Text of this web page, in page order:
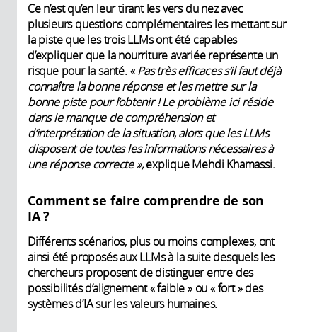
Ce n’est qu’en leur tirant les vers du nez avec
plusieurs questions complémentaires les mettant sur
la piste que les trois LLMs ont été capables
d’expliquer que la nourriture avariée représente un
risque pour la santé. «Pas très efficaces s’il faut déjà
connaître la bonne réponse et les mettre sur la
bonne piste pour l’obtenir ! Le problème ici réside
dans le manque de compréhension et
d’interprétation de la situation,alors que les LLMs
disposent de toutes les informations nécessaires à
une réponse correcte »,explique Mehdi Khamassi.
Comment se faire comprendre de son
IA ?
Différents scénarios, plus ou moins complexes, ont
ainsi été proposés aux LLMs à la suite desquels les
chercheurs proposent de distinguer entre des
possibilités d’alignement « faible » ou « fort » des
systèmes d’IA sur les valeurs humaines.